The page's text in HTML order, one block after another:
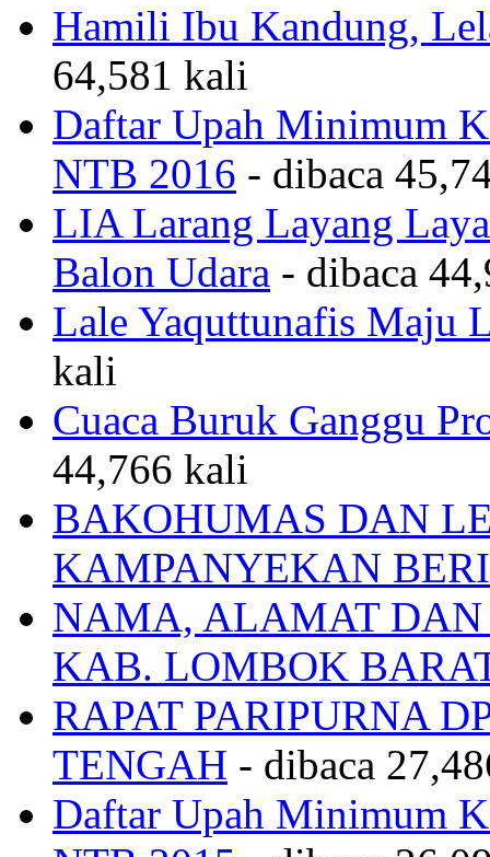
Hamili Ibu Kandung,
64,581 kali
Daftar Upah Minimum
NTB 2016 - dibaca
LIA Larang Layang
Balon Udara - dibaca
Lale Yaquttunafis Maju
kali
Cuaca Buruk Ganggu
44,766 kali
BAKOHUMAS DAN
KAMPANYEKAN
NAMA, ALAMAT DAN
KAB. LOMBOK
RAPAT PARIPURNA
TENGAH - dibaca
Daftar Upah Minimum